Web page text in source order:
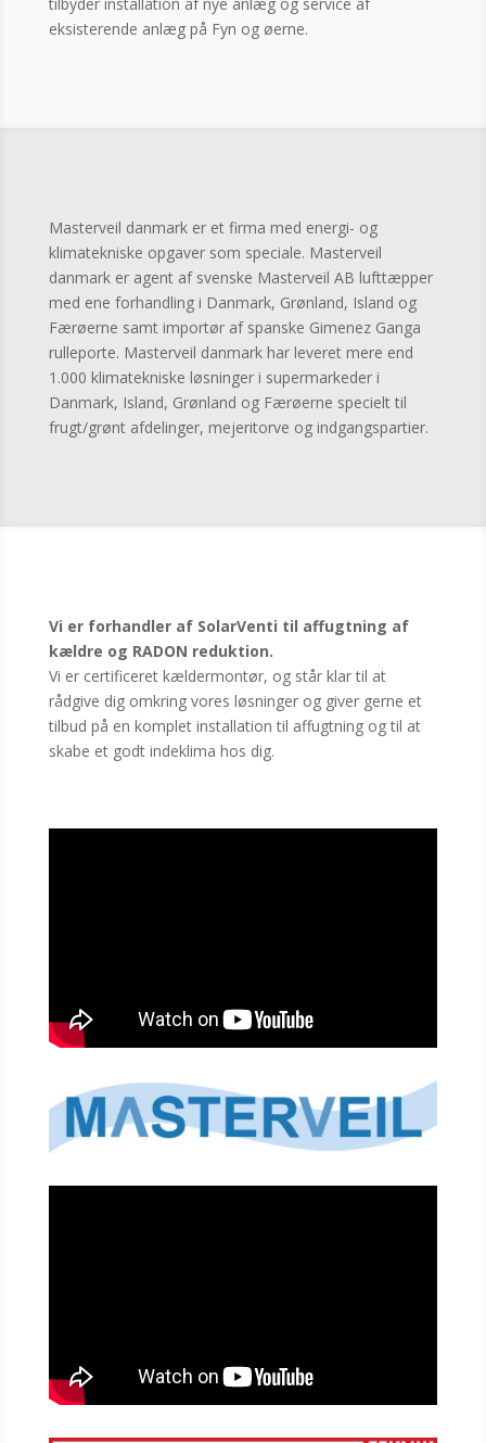
eksisterende anlæg på Fyn og øerne.
Masterveil danmark er et firma med energi- og
klimatekniske opgaver som speciale. Masterveil
danmark er agent af svenske Masterveil AB lufttæpper
med ene forhandling i Danmark, Grønland, Island og
Færøerne samt importør af spanske Gimenez Ganga
rulleporte. Masterveil danmark har leveret mere end
1.000 klimatekniske løsninger i supermarkeder i
Danmark, Island, Grønland og Færøerne specielt til
frugt/grønt afdelinger, mejeritorve og indgangspartier.
Vi er forhandler af SolarVenti til affugtning af
kældre og RADON reduktion.
Vi er certificeret kældermontør, og står klar til at
rådgive dig omkring vores løsninger og giver gerne et
tilbud på en komplet installation til affugtning og til at
skabe et godt indeklima hos dig.